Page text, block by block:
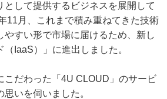
として提供するビジネスを展開して
11月、これまで積み重ねてきた技術
やすい形で市場に届けるため、新し
IaaS）」に進出しました。
こだわった「4U CLOUD」のサービ
いを伺いました。